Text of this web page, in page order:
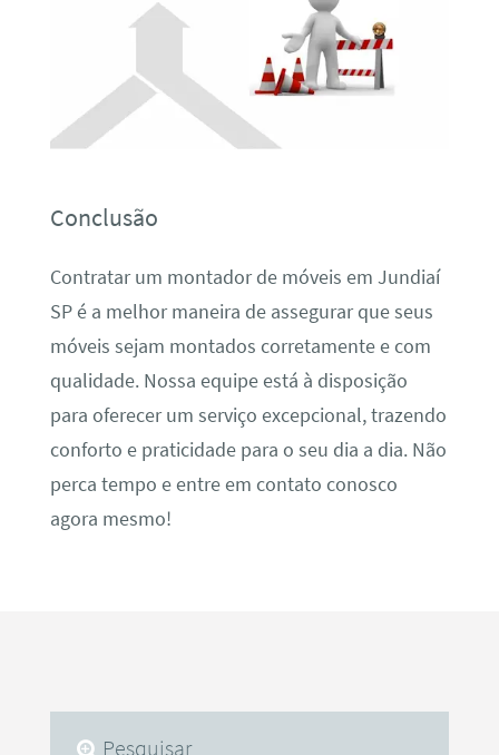
Conclusão
Contratar um montador de móveis em Jundiaí
SP é a melhor maneira de assegurar que seus
móveis sejam montados corretamente e com
qualidade. Nossa equipe está à disposição
para oferecer um serviço excepcional, trazendo
conforto e praticidade para o seu dia a dia. Não
perca tempo e entre em contato conosco
agora mesmo!
Pesquisar